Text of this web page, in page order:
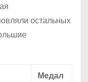
остальных
Медал